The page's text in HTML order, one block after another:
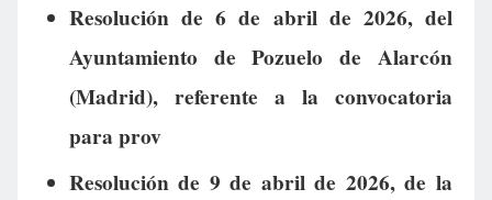
Resolución de 6 de abril de 2026, del
Ayuntamiento de Pozuelo de Alarcón
(Madrid), referente a la convocatoria
para prov
Resolución de 9 de abril de 2026, de la